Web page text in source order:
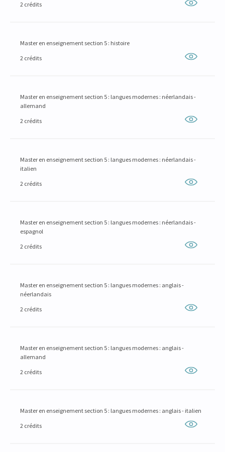
2 crédits
Master en enseignement section 5 : histoire
2 crédits
Master en enseignement section 5 : langues modernes : néerlandais -
allemand
2 crédits
Master en enseignement section 5 : langues modernes : néerlandais -
italien
2 crédits
Master en enseignement section 5 : langues modernes : néerlandais -
espagnol
2 crédits
Master en enseignement section 5 : langues modernes : anglais -
néerlandais
2 crédits
Master en enseignement section 5 : langues modernes : anglais -
allemand
2 crédits
Master en enseignement section 5 : langues modernes : anglais - italien
2 crédits